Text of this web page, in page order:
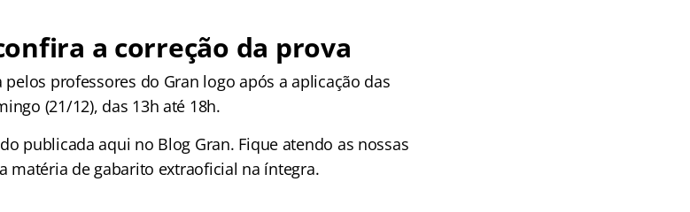
a correção da prova
pelos professores do Gran logo após a aplicação das
(21/12), das 13h até 18h.
publicada aqui no Blog Gran. Fique atendo as nossas
matéria de gabarito extraoficial na íntegra.